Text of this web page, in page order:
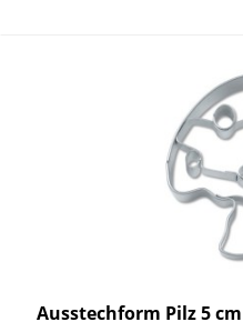
Ausstechform Pilz 5